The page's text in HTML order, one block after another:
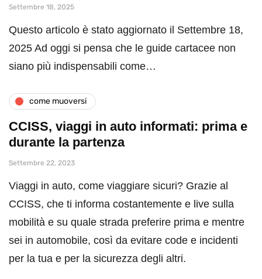
Settembre 18, 2025
Questo articolo è stato aggiornato il Settembre 18,
2025 Ad oggi si pensa che le guide cartacee non
siano più indispensabili come…
come muoversi
CCISS, viaggi in auto informati: prima e
durante la partenza
Settembre 22, 2023
Viaggi in auto, come viaggiare sicuri? Grazie al
CCISS, che ti informa costantemente e live sulla
mobilità e su quale strada preferire prima e mentre
sei in automobile, così da evitare code e incidenti
per la tua e per la sicurezza degli altri.